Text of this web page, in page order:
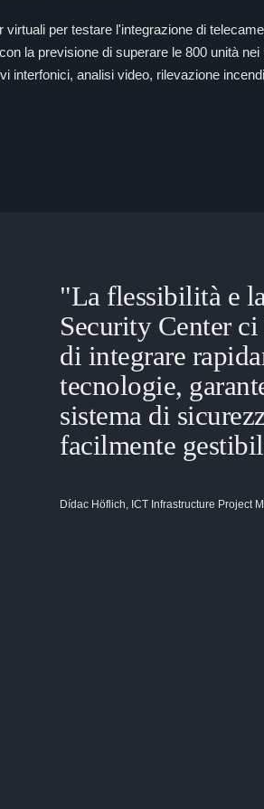
per testare l'integrazione di
la previsione di superare le 800 unità
analisi video, rilevazione
"La flessibilità e
Security Center
di integrare
tecnologie,
sistema di
facilmente
Dídac Höflich, ICT Infrastructure Project